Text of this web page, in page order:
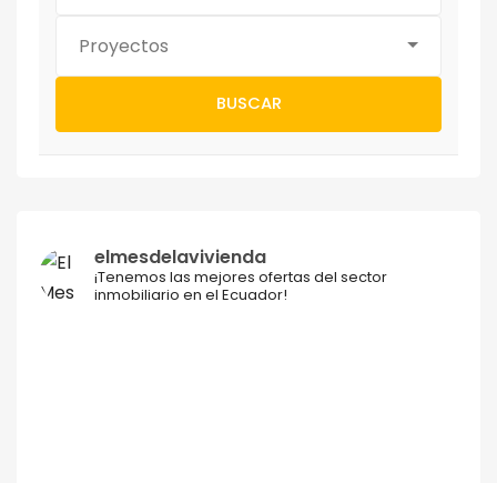
Proyectos
BUSCAR
elmesdelavivienda
¡Tenemos las mejores ofertas del sector
inmobiliario en el Ecuador!